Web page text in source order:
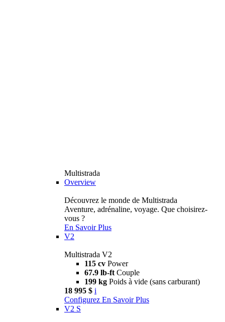
Multistrada
Overview
Découvrez le monde de Multistrada
Aventure, adrénaline, voyage. Que choisirez-
vous ?
En Savoir Plus
V2
Multistrada V2
115 cv Power
67.9 lb-ft Couple
199 kg Poids à vide (sans carburant)
18 995 $ i
Configurez En Savoir Plus
V2 S